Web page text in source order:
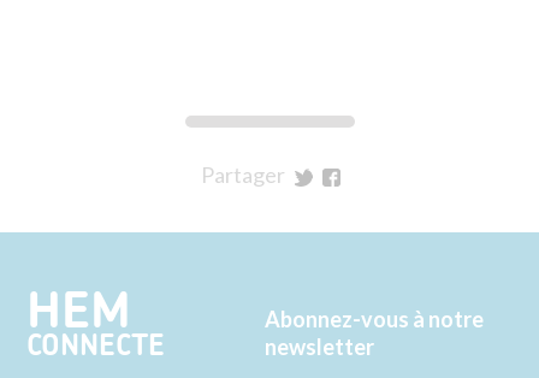
Partager
Twitter
Facebook
HEM
CONNECTE
Abonnez-vous à notre
newsletter